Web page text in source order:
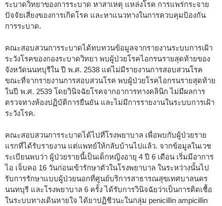
ระบาดวิทยาของการระบาด หาสาเหตุ แหล่งโรค การแพร่กระจาย
ปัจจัยเสี่ยงของการเกิดโรค และหาแนวทางในการควบคุมป้องกัน
การระบาด.
คณะสอบสวนการระบาดได้ทบทวนข้อมูลจากรายงานระบบการเฝ้า
ระวังโรคของกองระบาดวิทยา พบผู้ป่วยโรคไอกรนรายสุดท้ายของ
จังหวัดนนทบุรีใน ปี พ.ศ. 2538 แต่ไม่มีรายงานการสอบสวนโรค
ขณะที่จากรายงานการสอบสวนโรค พบผู้ป่วยโรคไอกรนรายสุดท้าย
ในปี พ.ศ. 2539 โดยวินิจฉัยโรคจากอาการทางคลินิก ไม่มีผลการ
ตรวจทางห้องปฏิบัติการยืนยัน และไม่มีการรายงานในระบบการเฝ้า
ระวังโรค.
คณะสอบสวนการระบาดได้ไปที่โรงพยาบาล เพื่อพบกับผู้ป่วยราย
แรกที่ได้รับรายงาน แต่แพทย์ให้กลับบ้านไปแล้ว. จากข้อมูลในเวช
ระเบียนพบว่า ผู้ป่วยรายนี้เป็นเด็กหญิงอายุ 4 ปี 6 เดือน เริ่มมีอาการ
ไอ เจ็บคอ 16 วันก่อนเข้ารักษาตัวในโรงพยาบาล ในระหว่างนั้นไป
รับการรักษาแบบผู้ป่วยนอกที่ศูนย์บริการสาธารณสุขเทศบาลนคร
นนทบุรี และโรงพยาบาล 6 ครั้ง ได้รับการวินิจฉัยว่าเป็นการติดเชื้อ
ในระบบทางเดินหายใจ ได้ยาปฏิชีวนะในกลุ่ม penicillin ampicillin